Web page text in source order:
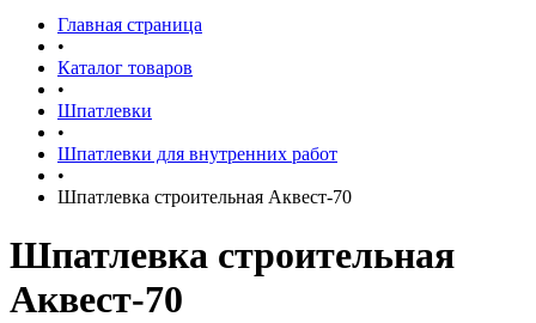
Главная страница
•
Каталог товаров
•
Шпатлевки
•
Шпатлевки для внутренних работ
•
Шпатлевка строительная Аквест-70
Шпатлевка строительная
Аквест-70